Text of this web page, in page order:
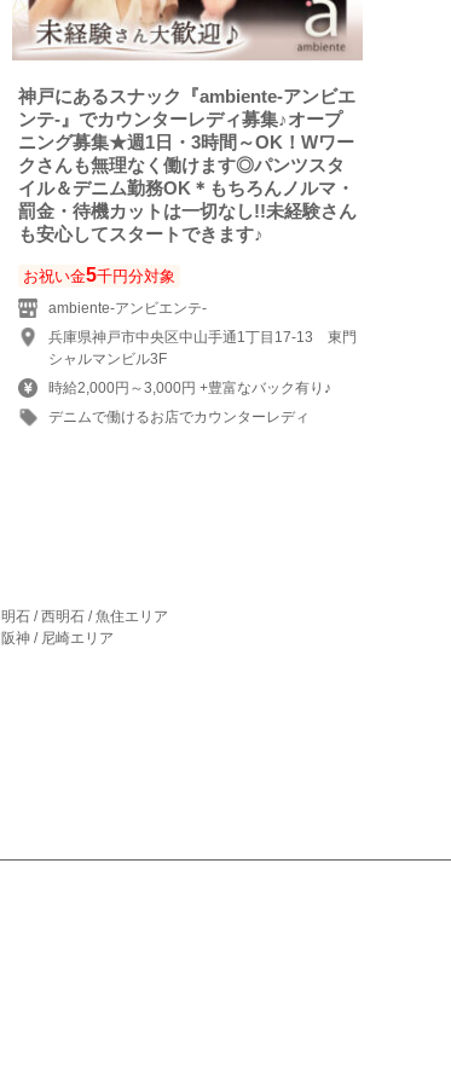
神戸にあるスナック『ambiente-アンビエ
ンテ-』でカウンターレディ募集♪オープ
ニング募集★週1日・3時間～OK！Wワー
クさんも無理なく働けます◎パンツスタ
イル＆デニム勤務OK＊もちろんノルマ・
罰金・待機カットは一切なし!!未経験さん
も安心してスタートできます♪
お祝い金5千円分対象
ambiente-アンビエンテ-
兵庫県神戸市中央区中山手通1丁目17-13 東門
シャルマンビル3F
時給2,000円～3,000円 +豊富なバック有り♪
デニムで働けるお店でカウンターレディ
明石 / 西明石 / 魚住エリア
阪神 / 尼崎エリア